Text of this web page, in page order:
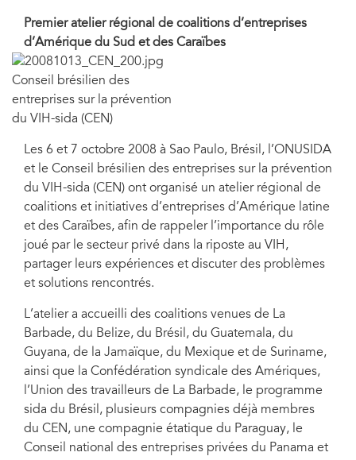
Premier atelier régional de coalitions d’entreprises
d’Amérique du Sud et des Caraïbes
Conseil brésilien des
entreprises sur la prévention
du VIH-sida (CEN)
Les 6 et 7 octobre 2008 à Sao Paulo, Brésil, l’ONUSIDA
et le Conseil brésilien des entreprises sur la prévention
du VIH-sida (CEN) ont organisé un atelier régional de
coalitions et initiatives d’entreprises d’Amérique latine
et des Caraïbes, afin de rappeler l’importance du rôle
joué par le secteur privé dans la riposte au VIH,
partager leurs expériences et discuter des problèmes
et solutions rencontrés.
L’atelier a accueilli des coalitions venues de La
Barbade, du Belize, du Brésil, du Guatemala, du
Guyana, de la Jamaïque, du Mexique et de Suriname,
ainsi que la Confédération syndicale des Amériques,
l’Union des travailleurs de La Barbade, le programme
sida du Brésil, plusieurs compagnies déjà membres
du CEN, une compagnie étatique du Paraguay, le
Conseil national des entreprises privées du Panama et